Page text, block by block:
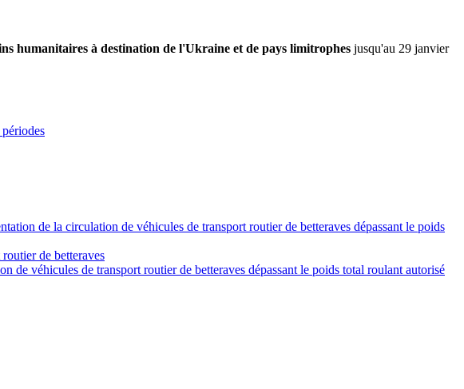
humanitaires à destination de l'Ukraine et de pays limitrophes jusqu'au 29 janvier
de la circulation de véhicules de transport routier de betteraves dépassant le poids
de betteraves
véhicules de transport routier de betteraves dépassant le poids total roulant autorisé